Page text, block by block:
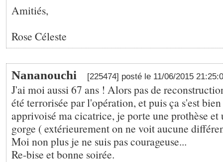
Amitiés,
Rose Céleste
Nananouchi [225474] posté le 11/06/2015
J'ai moi aussi 67 ans ! Alors pas de
été terrorisée par l'opération, et puis ça s'est
apprivoisé ma cicatrice, je porte une prothèse et
gorge ( extérieurement on ne voit aucune
Moi non plus je ne suis pas courageuse...
Re-bise et bonne soirée.